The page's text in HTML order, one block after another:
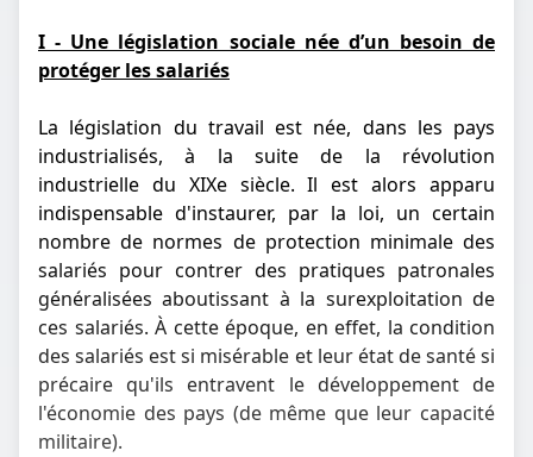
I - Une législation sociale née d’un besoin de
protéger les salariés
La législation du travail est née, dans les pays
industrialisés, à la suite de la révolution
industrielle du XIXe siècle. Il est alors apparu
indispensable d'instaurer, par la loi, un certain
nombre de normes de protection minimale des
salariés pour contrer des pratiques patronales
généralisées aboutissant à la surexploitation de
ces salariés. À cette époque, en effet, la condition
des salariés est si misérable et leur état de santé si
précaire qu'ils entravent le développement de
l'économie des pays (de même que leur capacité
militaire).